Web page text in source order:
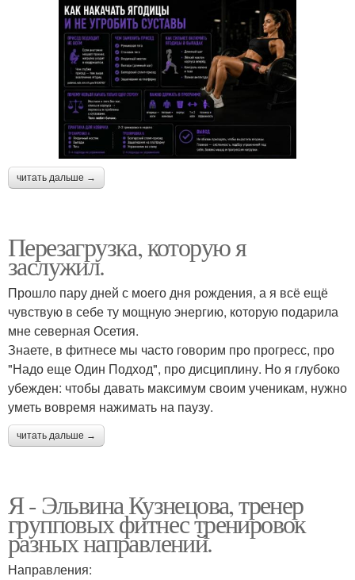
читать дальше →
Перезагрузка, которую я
заслужил.
Прошло пару дней с моего дня рождения, а я всё ещё
чувствую в себе ту мощную энергию, которую подарила
мне северная Осетия.
Знаете, в фитнесе мы часто говорим про прогресс, про
"Надо еще Один Подход", про дисциплину. Но я глубоко
убежден: чтобы давать максимум своим ученикам, нужно
уметь вовремя нажимать на паузу.
читать дальше →
Я - Эльвина Кузнецова, тренер
групповых фитнес тренировок
разных направлений.
Направления: